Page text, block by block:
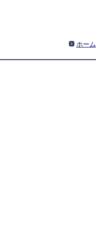
ホーム